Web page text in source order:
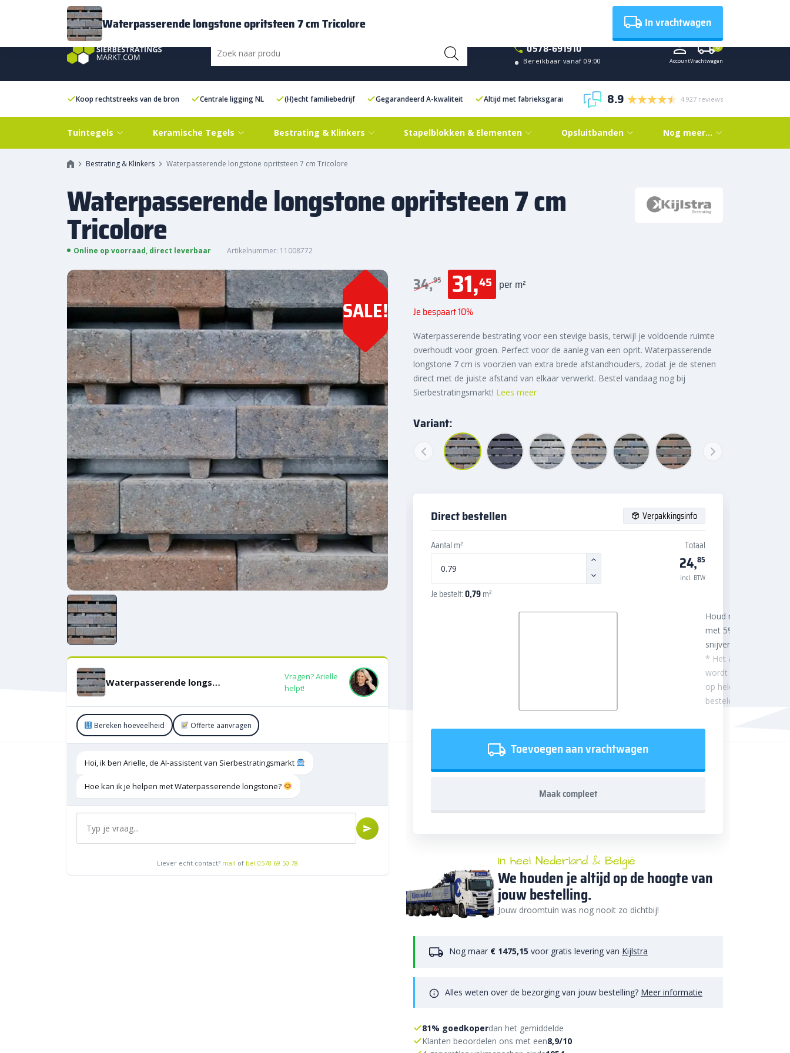
BezorgingFAQ
0578-691910
Bereikbaar vanaf 09:00 AccountVrachtwagen
0
Koop rechtstreeks van de bron Centrale ligging NL (H)echt familiebedrijf Gegarandeerd A-kwaliteit Altijd met fabrieksgarantie 8.9 4.927 reviews
Tuintegels Keramische Tegels Bestrating & Klinkers Stapelblokken & Elementen Opsluitbanden Nog meer…
Bestrating & Klinkers Waterpasserende longstone opritsteen 7 cm Tricolore
Waterpasserende longstone opritsteen 7 cm
Tricolore
Online op voorraad, direct leverbaar Artikelnummer: 11008772
SALE!
Waterpasserende longstone opritsteen 7 cm Tricolore
Vragen? Arielle
helpt!
Bereken hoeveelheid Offerte aanvragen
Hoi, ik ben Arielle, de AI-assistent van Sierbestratingsmarkt
Hoe kan ik je helpen met Waterpasserende longstone?
Liever echt contact? mail of bel 0578 69 50 78
34,95 31,45 per m²
Je bespaart 10%
Waterpasserende bestrating voor een stevige basis, terwijl je voldoende ruimte
overhoudt voor groen. Perfect voor de aanleg van een oprit. Waterpasserende
longstone 7 cm is voorzien van extra brede afstandhouders, zodat je de stenen
direct met de juiste afstand van elkaar verwerkt. Bestel vandaag nog bij
Sierbestratingsmarkt! Lees meer
Variant:
Direct bestellen Verpakkingsinfo
Aantal m²
Je bestelt:0,79m²
Totaal
24,85
incl. BTW
Houd rekening
met 5%
snijverlies
* Het aantal m²
wordt afgerond
op hele
besteleenheden.
Toevoegen aan vrachtwagen
Maak compleet
In heel Nederland & België
We houden je altijd op de hoogte van
jouw bestelling.
Jouw droomtuin was nog nooit zo dichtbij!
Nog maar € 1475,15 voor gratis levering van Kijlstra
Alles weten over de bezorging van jouw bestelling? Meer informatie
81% goedkoperdan het gemiddelde
Klanten beoordelen ons met een8,9/10
Waterpasserende longstone opritsteen 7 cm Tricolore In vrachtwagen